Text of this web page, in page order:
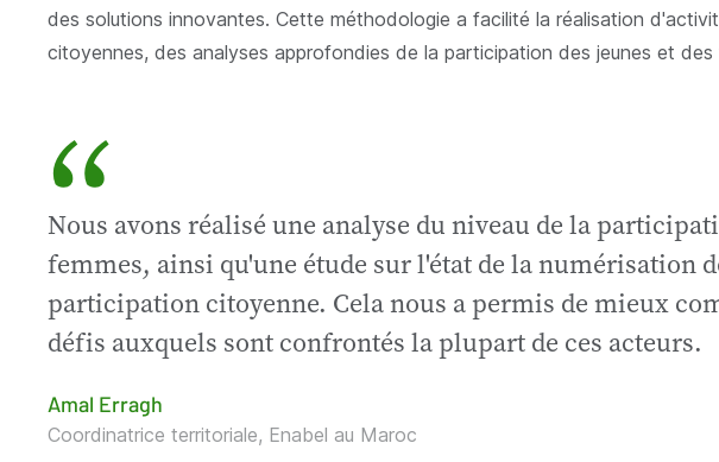
des solutions innovantes. Cette méthodologie a facilité la réalisation
citoyennes, des analyses approfondies de la participation des jeunes et des
“
Nous avons réalisé une analyse du niveau de la
femmes, ainsi qu'une étude sur l'état de la numérisation
participation citoyenne. Cela nous a permis de mieux
défis auxquels sont confrontés la plupart de ces acteurs.
Amal Erragh
Coordinatrice territoriale, Enabel au Maroc